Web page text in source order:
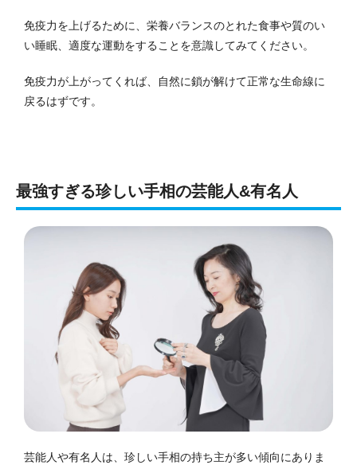
免疫力を上げるために、栄養バランスのとれた食事や質のい
い睡眠、適度な運動をすることを意識してみてください。
免疫力が上がってくれば、自然に鎖が解けて正常な生命線に
戻るはずです。
最強すぎる珍しい手相の芸能人&有名人
芸能人や有名人は、珍しい手相の持ち主が多い傾向にありま